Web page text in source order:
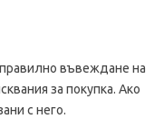
въвеждане на
за покупка. Ако
с него.